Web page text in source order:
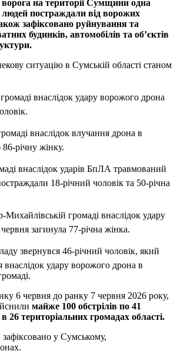
ворога на території Сумщини одна
постраждали від ворожих
зафіксовано руйнування та
будинків, автомобілів та об’єктів
ситуацію в Сумській області станом
внаслідок удару ворожого дрона
внаслідок влучання дрона в
річну жінку.
внаслідок ударів БпЛА травмований
18-річний чоловік та 50-річна
Михайлівській громаді внаслідок удару
загинула 77-річна жінка.
звернувся 46-річний чоловік, який
внаслідок удару ворожого дрона в
6 червня до ранку 7 червня 2026 року,
майже 100 обстрілів по 41
26 територіальних громадах області.
зафіксовано у Сумському,